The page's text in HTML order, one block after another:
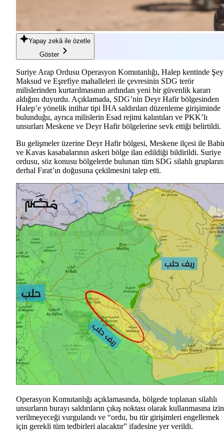
Yapay zekâ ile özetle
Göster
Suriye Arap Ordusu Operasyon Komutanlığı, Halep kentinde
Maksud ve Eşrefiye mahalleleri ile çevresinin SDG terör
milislerinden kurtarılmasının ardından yeni bir güvenlik kararı
aldığını duyurdu. Açıklamada, SDG’nin Deyr Hafir bölgesinden
Halep’e yönelik intihar tipi İHA saldırıları düzenleme girişiminde
bulunduğu, ayrıca milislerin Esad rejimi kalıntıları ve PKK’lı
unsurları Meskene ve Deyr Hafir bölgelerine sevk ettiği belirtildi.
Bu gelişmeler üzerine Deyr Hafir bölgesi, Meskene ilçesi ile
ve Kavas kasabalarının askeri bölge ilan edildiği bildirildi. Suriye
ordusu, söz konusu bölgelerde bulunan tüm SDG silahlı
derhal Fırat’ın doğusuna çekilmesini talep etti.
Operasyon Komutanlığı açıklamasında, bölgede toplanan silahlı
unsurların burayı saldırıların çıkış noktası olarak kullanmasına izin
verilmeyeceği vurgulandı ve “ordu, bu tür girişimleri engellemek
için gerekli tüm tedbirleri alacaktır” ifadesine yer verildi.